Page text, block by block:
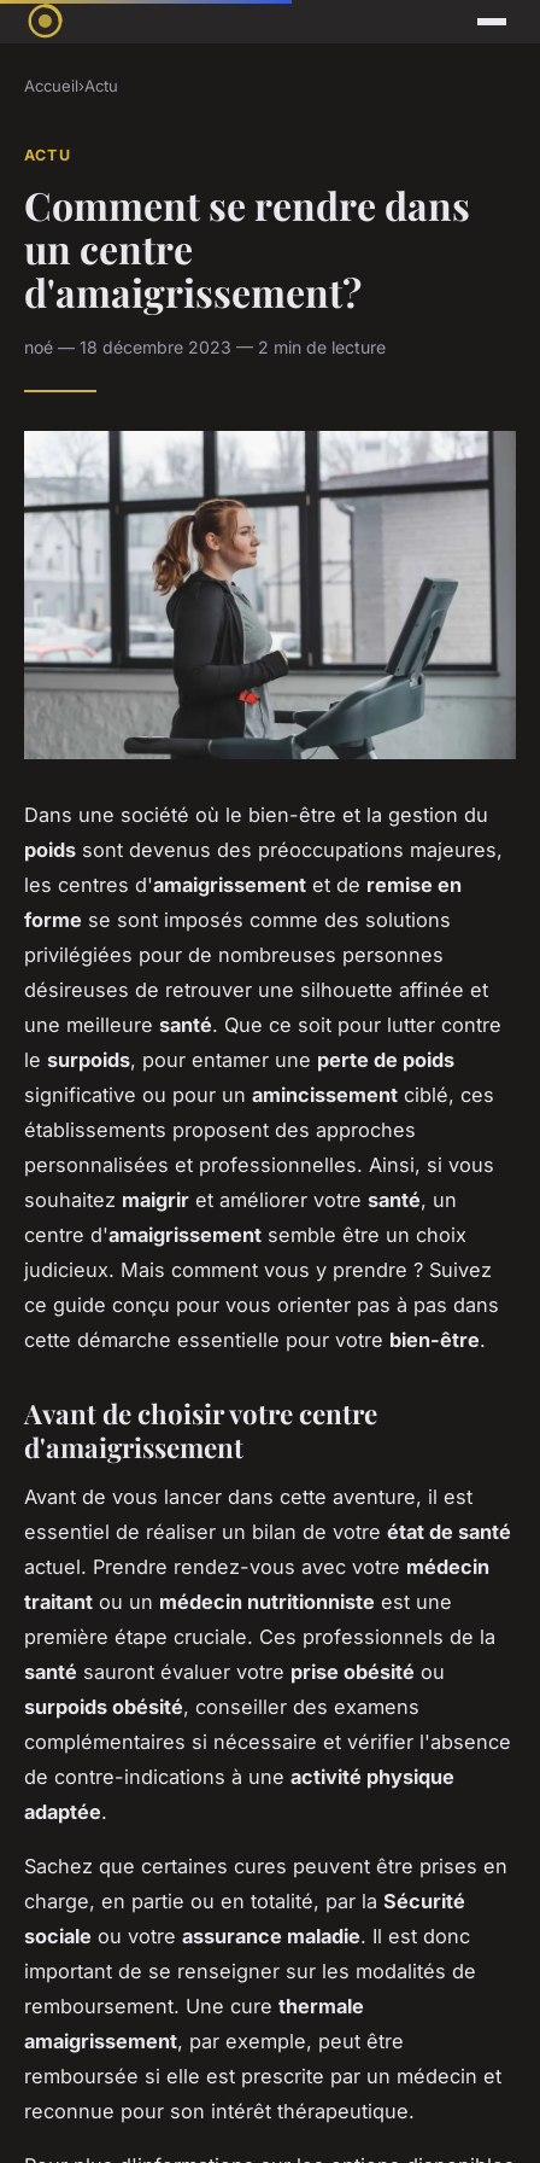
Accueil›Actu
ACTU
Comment se rendre dans
un centre
d'amaigrissement?
noé — 18 décembre 2023 — 2 min de lecture
Dans une société où le bien-être et la gestion du
poids sont devenus des préoccupations majeures,
les centres d'amaigrissement et de remise en
forme se sont imposés comme des solutions
privilégiées pour de nombreuses personnes
désireuses de retrouver une silhouette affinée et
une meilleure santé. Que ce soit pour lutter contre
le surpoids, pour entamer une perte de poids
significative ou pour un amincissement ciblé, ces
établissements proposent des approches
personnalisées et professionnelles. Ainsi, si vous
souhaitez maigrir et améliorer votre santé, un
centre d'amaigrissement semble être un choix
judicieux. Mais comment vous y prendre ? Suivez
ce guide conçu pour vous orienter pas à pas dans
cette démarche essentielle pour votre bien-être.
Avant de choisir votre centre
d'amaigrissement
Avant de vous lancer dans cette aventure, il est
essentiel de réaliser un bilan de votre état de santé
actuel. Prendre rendez-vous avec votre médecin
traitant ou un médecin nutritionniste est une
première étape cruciale. Ces professionnels de la
santé sauront évaluer votre prise obésité ou
surpoids obésité, conseiller des examens
complémentaires si nécessaire et vérifier l'absence
de contre-indications à une activité physique
adaptée.
Sachez que certaines cures peuvent être prises en
charge, en partie ou en totalité, par la Sécurité
sociale ou votre assurance maladie. Il est donc
important de se renseigner sur les modalités de
remboursement. Une cure thermale
amaigrissement, par exemple, peut être
remboursée si elle est prescrite par un médecin et
reconnue pour son intérêt thérapeutique.